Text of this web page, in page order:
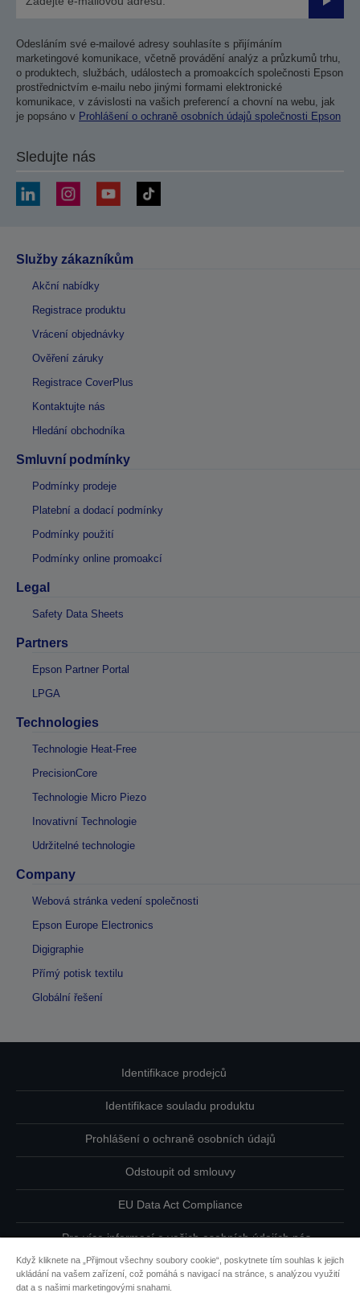
Odesláním své e-mailové adresy souhlasíte s přijímáním
marketingové komunikace, včetně provádění analýz a průzkumů trhu,
o produktech, službách, událostech a promoakcích společnosti Epson
prostřednictvím e-mailu nebo jinými formami elektronické
komunikace, v závislosti na vašich preferencí a chovní na webu, jak
je popsáno v Prohlášení o ochraně osobních údajů společnosti Epson
Sledujte nás
Služby zákazníkům
Akční nabídky
Registrace produktu
Vrácení objednávky
Ověření záruky
Registrace CoverPlus
Kontaktujte nás
Hledání obchodníka
Smluvní podmínky
Podmínky prodeje
Platební a dodací podmínky
Podmínky použití
Podmínky online promoakcí
Legal
Safety Data Sheets
Partners
Epson Partner Portal
LPGA
Technologies
Technologie Heat-Free
PrecisionCore
Technologie Micro Piezo
Inovativní Technologie
Udržitelné technologie
Company
Webová stránka vedení společnosti
Epson Europe Electronics
Digigraphie
Přímý potisk textilu
Globální řešení
Identifikace prodejců
Identifikace souladu produktu
Prohlášení o ochraně osobních údajů
Odstoupit od smlouvy
EU Data Act Compliance
Pro více informací o vašich osobních údajích nás
Informace o souborech cookie
Když kliknete na „Přijmout všechny soubory cookie“, poskytnete tím souhlas k jejich
ukládání na vašem zařízení, což pomáhá s navigací na stránce, s analýzou využití
dat a s našimi marketingovými snahami.